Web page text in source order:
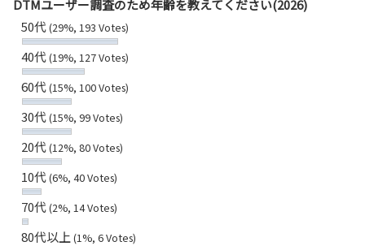
DTMユーザー調査のため年齢を教えてください(2026)
50代(29%, 193 Votes)
40代(19%, 127 Votes)
60代(15%, 100 Votes)
30代(15%, 99 Votes)
20代(12%, 80 Votes)
10代(6%, 40 Votes)
70代(2%, 14 Votes)
80代以上 (1%, 6 Votes)